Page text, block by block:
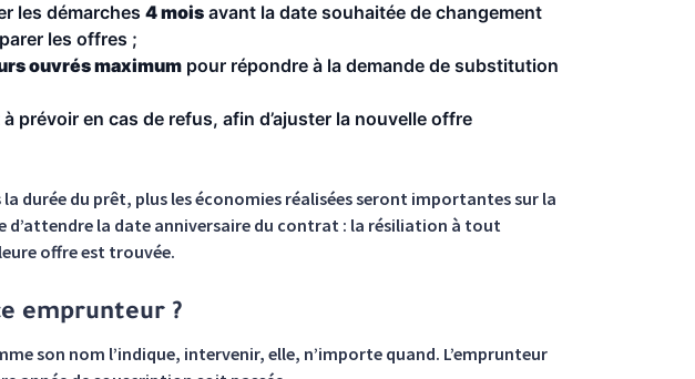
les démarches 4 mois avant la date souhaitée de changement
les offres ;
ouvrés maximum pour répondre à la demande de substitution
prévoir en cas de refus, afin d’ajuster la nouvelle offre
durée du prêt, plus les économies réalisées seront importantes sur la
d’attendre la date anniversaire du contrat : la résiliation à tout
offre est trouvée.
emprunteur ?
son nom l’indique, intervenir, elle, n’importe quand. L’emprunteur